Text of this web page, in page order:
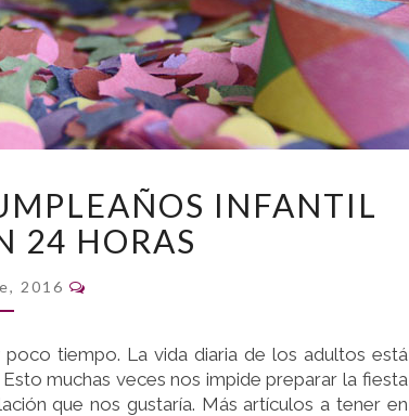
INFANTIL
24 HORAS
2016
tiempo. La vida diaria de los adultos está
muchas veces nos impide preparar la fiesta
que nos gustaría. Más artículos a tener en